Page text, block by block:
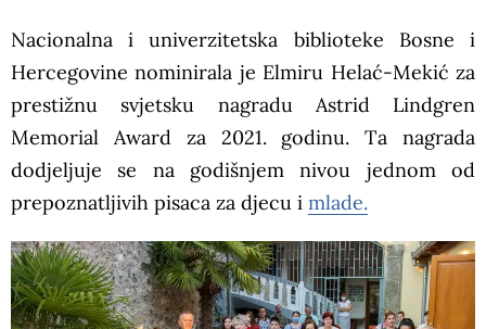
Nacionalna i univerzitetska biblioteke Bosne i
Hercegovine nominirala je Elmiru Helać-Mekić za
prestižnu svjetsku nagradu Astrid Lindgren
Memorial Award za 2021. godinu. Ta nagrada
dodjeljuje se na godišnjem nivou jednom od
prepoznatljivih pisaca za djecu i mlade.